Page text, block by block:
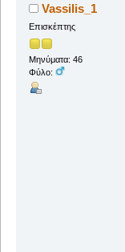
Vassilis_1
Επισκέπτης
Μηνύματα: 46
Φύλο: